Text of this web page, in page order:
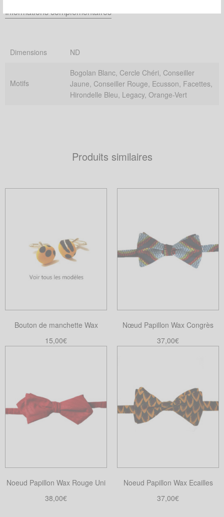
Informations complémentaires
Dimensions ND
Motifs
Bogolan Blanc, Cercle Chéri, Conseiller
Jaune, Conseiller Rouge, Ecusson, Facettes,
Hirondelle Bleu, Legacy, Orange-Vert
Produits similaires
Bouton de manchette Wax
15,00€
plusieurs
variations.
Les
choisies
sur
la
Nœud Papillon Wax Congrès
37,00€
plusieurs
variations.
choisies
sur
la
Noeud Papillon Wax Rouge Uni
38,00€
Noeud Papillon Wax Ecailles
37,00€